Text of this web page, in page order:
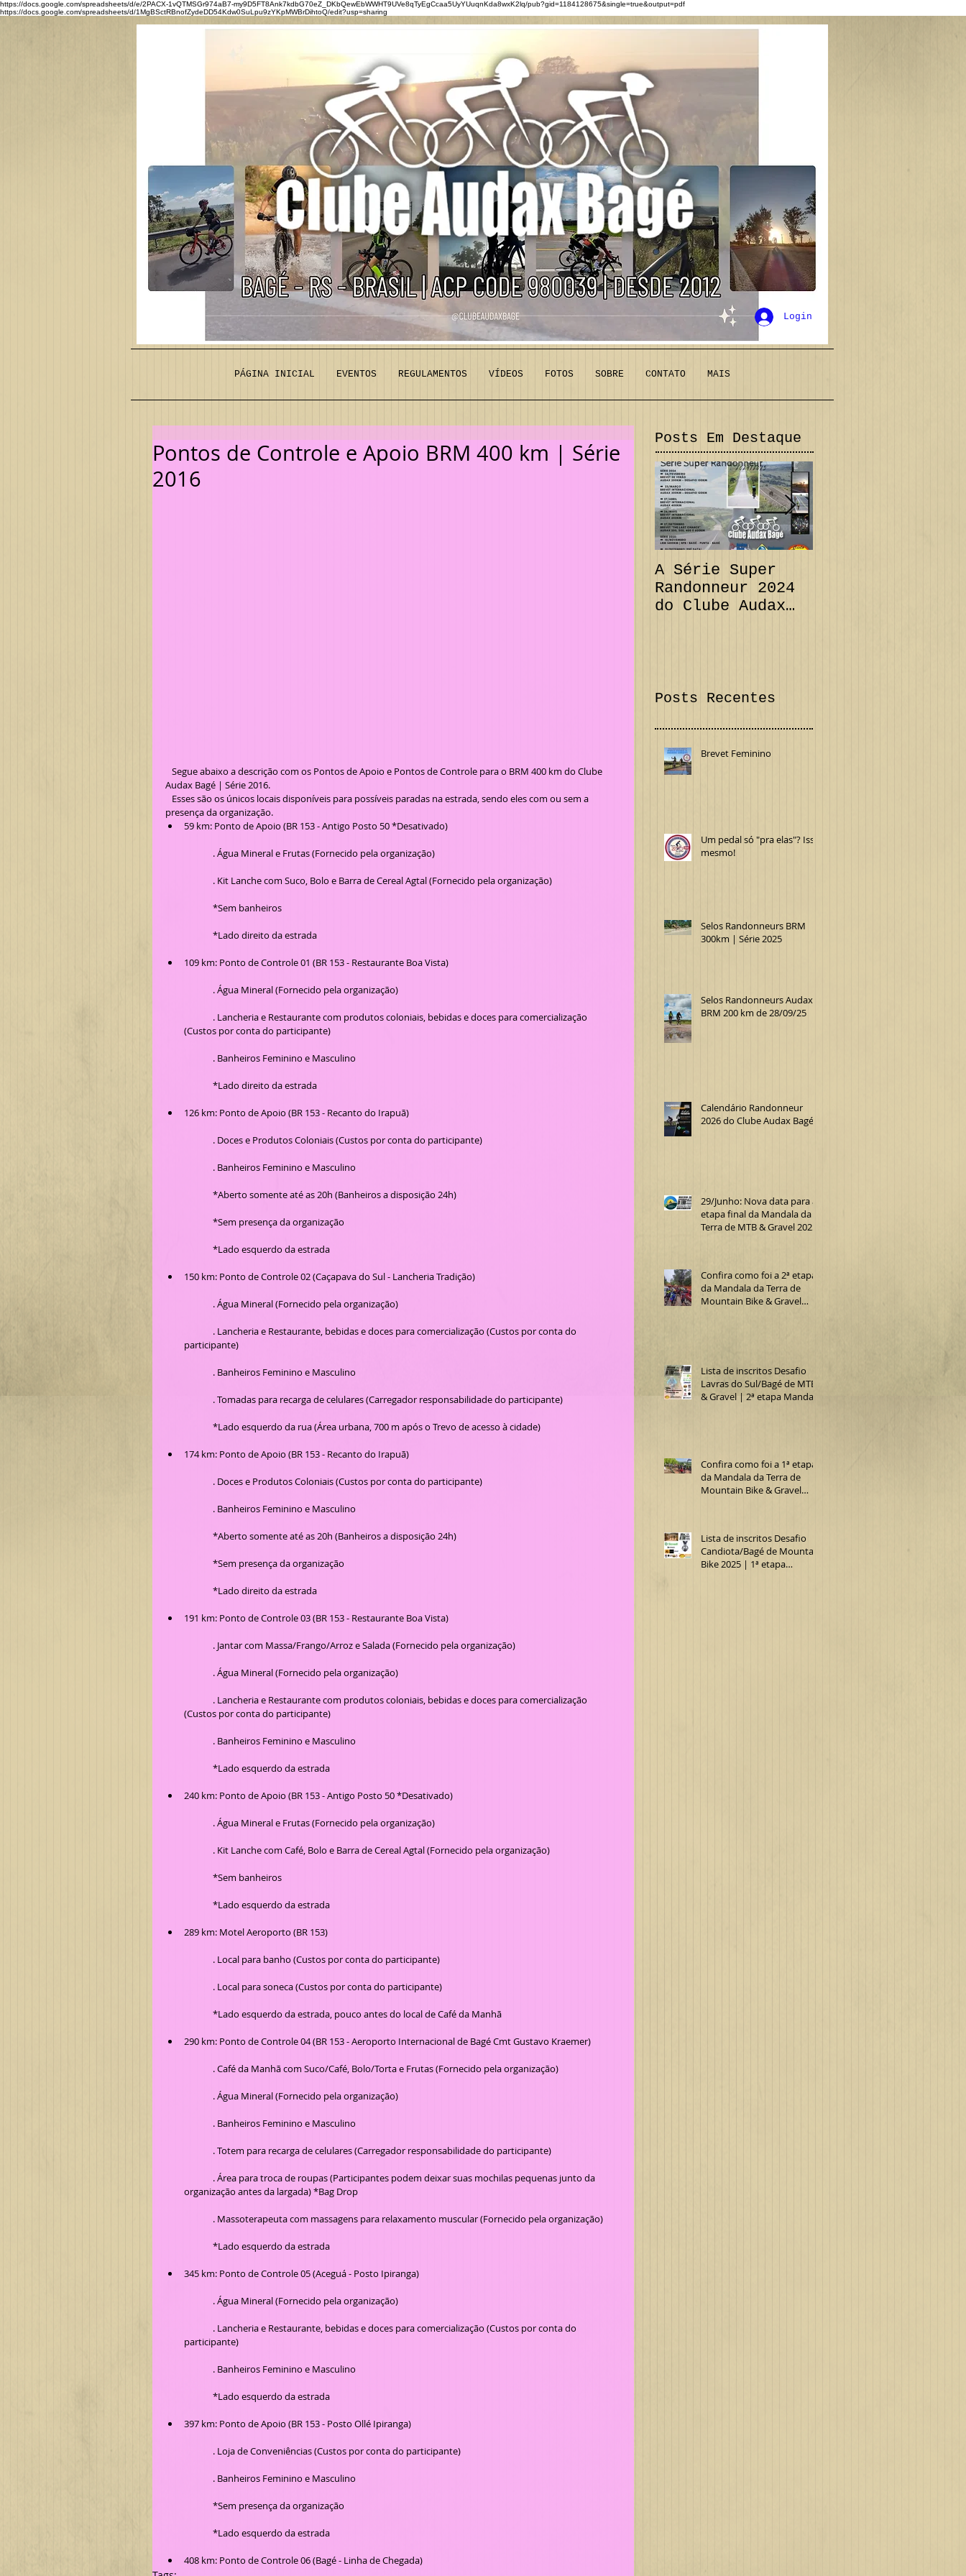
https://docs.google.com/spreadsheets/d/e/2PACX-1vQTMSGr974aB7-my9D5FT8Ank7kdbG70eZ_DKbQewEbWWHT9UVe8qTyEgCcaa5UyYUuqnKda8wxK2lq/pub?gid=1184128675&single=true&output=pdf
https://docs.google.com/spreadsheets/d/1MgBSctRBnofZydeDD54Kdw0SuLpu9zYKpMWBrDihtoQ/edit?usp=sharing
Login
PÁGINA INICIAL EVENTOS REGULAMENTOS VÍDEOS FOTOS SOBRE CONTATO MAIS
Pontos de Controle e Apoio BRM 400 km | Série
2016
Audax Bagé | Série 2016.
presença da organização.
​59 km: Ponto de Apoio (BR 153 - Antigo Posto 50 *Desativado)
	. Água Mineral e Frutas (Fornecido pela organização)
	. Kit Lanche com Suco, Bolo e Barra de Cereal Agtal (Fornecido pela organização)
	*Sem banheiros
	*Lado direito da estrada
109 km: Ponto de Controle 01 (BR 153 - Restaurante Boa Vista)
	. Água Mineral (Fornecido pela organização)
(Custos por conta do participante)
	. Banheiros Feminino e Masculino
	*Lado direito da estrada
126 km: Ponto de Apoio (BR 153 - Recanto do Irapuã)
	. Doces e Produtos Coloniais (Custos por conta do participante)
	. Banheiros Feminino e Masculino
	*Aberto somente até as 20h (Banheiros a disposição 24h)
	*Sem presença da organização
	*Lado esquerdo da estrada
150 km: Ponto de Controle 02 (Caçapava do Sul - Lancheria Tradição)
	. Água Mineral (Fornecido pela organização)
participante)
	. Banheiros Feminino e Masculino
	. Tomadas para recarga de celulares (Carregador responsabilidade do participante)
	*Lado esquerdo da rua (Área urbana, 700 m após o Trevo de acesso à cidade)
174 km: Ponto de Apoio (BR 153 - Recanto do Irapuã)
	. Doces e Produtos Coloniais (Custos por conta do participante)
	. Banheiros Feminino e Masculino
	*Aberto somente até as 20h (Banheiros a disposição 24h)
	*Sem presença da organização
	*Lado direito da estrada
191 km: Ponto de Controle 03 (BR 153 - Restaurante Boa Vista)
	. Jantar com Massa/Frango/Arroz e Salada (Fornecido pela organização)
	. Água Mineral (Fornecido pela organização)
(Custos por conta do participante)
	. Banheiros Feminino e Masculino
	*Lado esquerdo da estrada
240 km: Ponto de Apoio (BR 153 - Antigo Posto 50 *Desativado)
	. Água Mineral e Frutas (Fornecido pela organização)
	. Kit Lanche com Café, Bolo e Barra de Cereal Agtal (Fornecido pela organização)
	*Sem banheiros
	*Lado esquerdo da estrada
289 km: Motel Aeroporto (BR 153)
	. Local para banho (Custos por conta do participante)
	. Local para soneca (Custos por conta do participante)
	*Lado esquerdo da estrada, pouco antes do local de Café da Manhã
290 km: Ponto de Controle 04 (BR 153 - Aeroporto Internacional de Bagé Cmt Gustavo Kraemer)
	. Café da Manhã com Suco/Café, Bolo/Torta e Frutas (Fornecido pela organização)
	. Água Mineral (Fornecido pela organização)
	. Banheiros Feminino e Masculino
	. Totem para recarga de celulares (Carregador responsabilidade do participante)
organização antes da largada) *Bag Drop
	. Massoterapeuta com massagens para relaxamento muscular (Fornecido pela organização)
	*Lado esquerdo da estrada
345 km: Ponto de Controle 05 (Aceguá - Posto Ipiranga)
	. Água Mineral (Fornecido pela organização)
participante)
	. Banheiros Feminino e Masculino
	*Lado esquerdo da estrada
397 km: Ponto de Apoio (BR 153 - Posto Ollé Ipiranga)
	. Loja de Conveniências (Custos por conta do participante)
	. Banheiros Feminino e Masculino
	*Sem presença da organização
	*Lado esquerdo da estrada
408 km: Ponto de Controle 06 (Bagé - Linha de Chegada)
Posts Em Destaque
A Série Super
Randonneur 2024
do Clube Audax
Posts Recentes
Brevet Feminino
Um pedal só "pra elas"? Isso
mesmo!
Selos Randonneurs BRM
300km | Série 2025
Selos Randonneurs Audax
BRM 200 km de 28/09/25
Calendário Randonneur
2026 do Clube Audax Bagé
29/Junho: Nova data para a
etapa final da Mandala da
Terra de MTB & Gravel 2025
Confira como foi a 2ª etapa
da Mandala da Terra de
Mountain Bike & Gravel
Lista de inscritos Desafio
Lavras do Sul/Bagé de MTB
& Gravel | 2ª etapa Mandala
Confira como foi a 1ª etapa
da Mandala da Terra de
Mountain Bike & Gravel
Lista de inscritos Desafio
Candiota/Bagé de Mountain
Bike 2025 | 1ª etapa